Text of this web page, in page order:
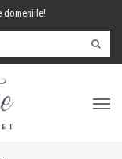
domeniile!